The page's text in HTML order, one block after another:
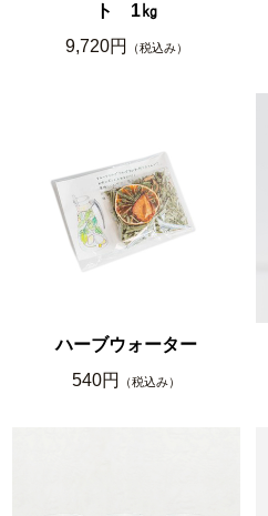
ト 1㎏
9,720円
（税込み）
ハーブウォーター
540円
（税込み）